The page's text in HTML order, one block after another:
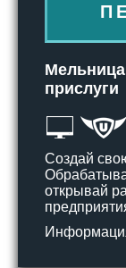
прислуги
Создай
открывай